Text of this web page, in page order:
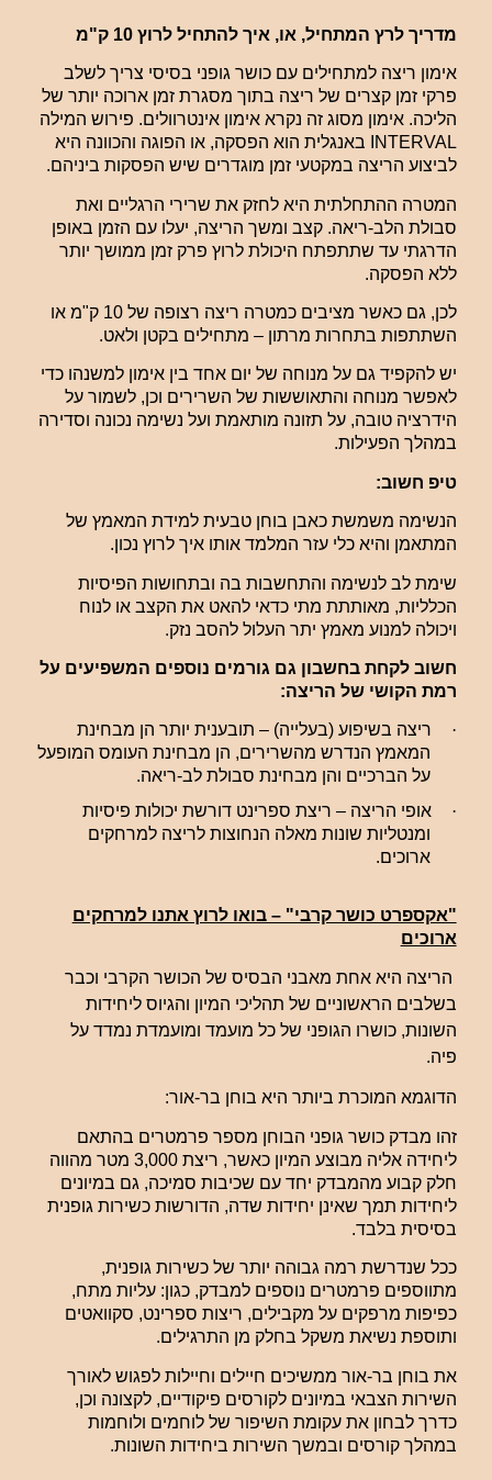
מדריך לרץ המתחיל, או, איך להתחיל לרוץ 10 ק"מ
אימון ריצה למתחילים עם כושר גופני בסיסי צריך לשלב
פרקי זמן קצרים של ריצה בתוך מסגרת זמן ארוכה יותר של
הליכה. אימון מסוג זה נקרא אימון אינטרוולים. פירוש המילה
INTERVAL
באנגלית הוא הפסקה, או הפוגה והכוונה היא
לביצוע הריצה במקטעי זמן מוגדרים שיש הפסקות ביניהם.
המטרה ההתחלתית היא לחזק את שרירי הרגליים ואת
סבולת הלב-ריאה. קצב ומשך הריצה, יעלו עם הזמן באופן
הדרגתי עד שתתפתח היכולת לרוץ פרק זמן ממושך יותר
ללא הפסקה.
לכן, גם כאשר מציבים כמטרה ריצה רצופה של 10 ק"מ או
השתתפות בתחרות מרתון – מתחילים בקטן ולאט.
יש להקפיד גם על מנוחה של יום אחד בין אימון למשנהו כדי
לאפשר מנוחה והתאוששות של השרירים וכן, לשמור על
הידרציה טובה, על תזונה מותאמת ועל נשימה נכונה וסדירה
במהלך הפעילות.
טיפ חשוב:
הנשימה משמשת כאבן בוחן טבעית למידת המאמץ של
המתאמן והיא כלי עזר המלמד אותו איך לרוץ נכון.
שימת לב לנשימה והתחשבות בה ובתחושות הפיסיות
הכלליות, מאותתת מתי כדאי להאט את הקצב או לנוח
ויכולה למנוע מאמץ יתר העלול להסב נזק.
חשוב לקחת בחשבון גם גורמים נוספים המשפיעים על
רמת הקושי של הריצה:
·
ריצה בשיפוע (בעלייה) – תובענית יותר הן מבחינת
המאמץ הנדרש מהשרירים, הן מבחינת העומס המופעל
על הברכיים והן מבחינת סבולת לב-ריאה.
·
אופי הריצה – ריצת ספרינט דורשת יכולות פיסיות
ומנטליות שונות מאלה הנחוצות לריצה למרחקים
ארוכים.
"אקספרט כושר קרבי" – בואו לרוץ אתנו למרחקים
ארוכים
הריצה היא אחת מאבני הבסיס של הכושר הקרבי וכבר
בשלבים הראשוניים של תהליכי המיון והגיוס ליחידות
השונות, כושרו הגופני של כל מועמד ומועמדת נמדד על
פיה.
הדוגמא המוכרת ביותר היא בוחן בר-אור:
זהו מבדק כושר גופני הבוחן מספר פרמטרים בהתאם
ליחידה אליה מבוצע המיון כאשר, ריצת 3,000 מטר מהווה
חלק קבוע מהמבדק יחד עם שכיבות סמיכה, גם במיונים
ליחידות תמך שאינן יחידות שדה, הדורשות כשירות גופנית
בסיסית בלבד.
ככל שנדרשת רמה גבוהה יותר של כשירות גופנית,
מתווספים פרמטרים נוספים למבדק, כגון: עליות מתח,
כפיפות מרפקים על מקבילים, ריצות ספרינט, סקוואטים
ותוספת נשיאת משקל בחלק מן התרגילים.
את בוחן בר-אור ממשיכים חיילים וחיילות לפגוש לאורך
השירות הצבאי במיונים לקורסים פיקודיים, לקצונה וכן,
כדרך לבחון את עקומת השיפור של לוחמים ולוחמות
במהלך קורסים ובמשך השירות ביחידות השונות.